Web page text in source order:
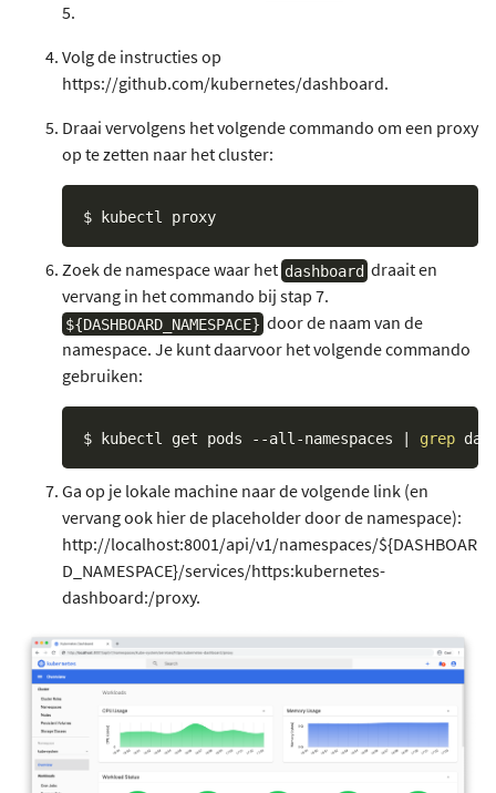
5.
Volg de instructies op
https://github.com/kubernetes/dashboard.
Draai vervolgens het volgende commando om een proxy
op te zetten naar het cluster:
$ kubectl proxy
Zoek de namespace waar het dashboarddraait en
vervang in het commando bij stap 7.
${DASHBOARD_NAMESPACE} door de naam van de
namespace. Je kunt daarvoor het volgende commando
gebruiken:
$ kubectl get pods --all-namespaces | grep
Ga op je lokale machine naar de volgende link (en
vervang ook hier de placeholder door de namespace):
http://localhost:8001/api/v1/namespaces/${DASHBOAR
D_NAMESPACE}/services/https:kubernetes-
dashboard:/proxy.